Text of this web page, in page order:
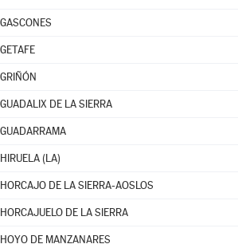
GASCONES
GETAFE
GRIÑÓN
GUADALIX DE LA SIERRA
GUADARRAMA
HIRUELA (LA)
HORCAJO DE LA SIERRA-AOSLOS
HORCAJUELO DE LA SIERRA
HOYO DE MANZANARES